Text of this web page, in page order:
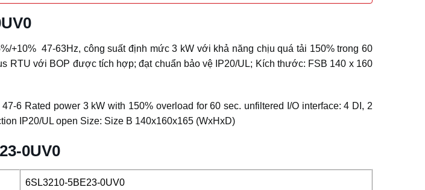
+10% 47-63Hz, công suất định mức 3 kW với khả năng chịu quá tải 150% trong 60
RTU với BOP được tích hợp; đạt chuẩn bảo vệ IP20/UL; Kích thước: FSB 140 x 160
6 Rated power 3 kW with 150% overload for 60 sec. unfiltered I/O interface: 4 DI, 2
IP20/UL open Size: Size B 140x160x165 (WxHxD)
0UV0
6SL3210-5BE23-0UV0